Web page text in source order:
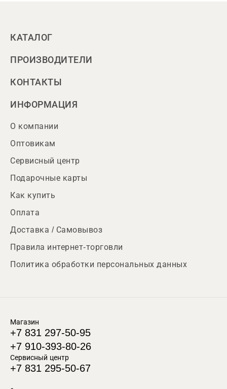
КАТАЛОГ
ПРОИЗВОДИТЕЛИ
КОНТАКТЫ
ИНФОРМАЦИЯ
О компании
Оптовикам
Сервисный центр
Подарочные карты
Как купить
Оплата
Доставка / Самовывоз
Правила интернет-торговли
Политика обработки персональных данных
Магазин
+7 831 297-50-95
+7 910-393-80-26
Сервисный центр
+7 831 295-50-67